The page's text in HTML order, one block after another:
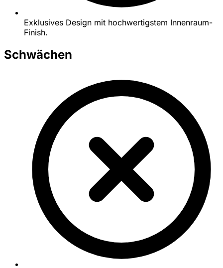
Exklusives Design mit hochwertigstem Innenraum-
Finish.
Schwächen